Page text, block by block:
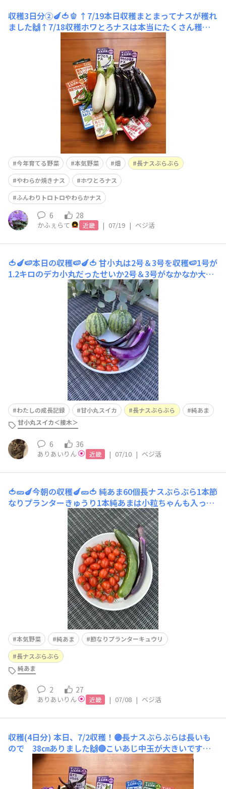
収穫3日分②🍆🍅🫑 ↑7/19本日収穫まとまってナスが穫れ
ました🙌↑7/18収穫ホワとろナスは本当にたくさん穫れ
ます♡↑7/17収穫🟣長ナスぶらぶら 35㎝🟣ふんわりト
ロトロやわらかナス29㎝長ーいのが穫れました🙌毎日収
穫嬉しいです🥹✨
今年育てる野菜 本気野菜 畑
長ナスぶらぶら
やわらか焼きナス
ホワとろナス
ふんわりトロトロやわらかナス
6 28
かふぇらて 近畿 | 07/19 | ベジ活
🍅🍆🍉本日の収穫🍉🍆🍅 甘小丸は2号＆3号を収穫🍉1号が
1.2キロのデカ小丸だったせいか2 号＆3号がなかなか大き
くならなかった😅重さを量ると400ちょいのちび小丸でし
た🍉小さいし色も薄めだけど味は甘くて美味しかったです
😋💕後は、純あま46個と長ナスぶらぶら４本収穫できま
わたしの成長記録 甘小丸スイカ 長ナスぶらぶら
純あま
甘小丸スイカ＜接木＞
6 36
ありあいりん 近畿 | 07/10 | ベジ活
🍅🥒🍆今朝の収穫🍆🥒🍅 純あま60個長ナスぶらぶら1本節
なりプランターきゅうり1本純あまは小粒ちゃんも入って
るけどたくさん収穫できました🍅小粒ちゃんはプチっとし
た食感が美味しくて好き😋
本気野菜 純あま
節なりプランターキュウリ
長ナスぶらぶら
純あま
2 27
ありあいりん 近畿 | 07/08 | ベジ活
収穫(4日分) 本日、7/2収穫！🟣長ナスぶらぶらは長いも
ので 38㎝ありました🙌🔴こいあじ中玉が大きいです♪
大玉トマトくらいありそう 測ってみます125.8gあり
ました！公式では大玉80〜120g中玉40〜60gなので大玉
くらいあります😳↑7/1収穫↑6/30収穫🔴投稿させてもら